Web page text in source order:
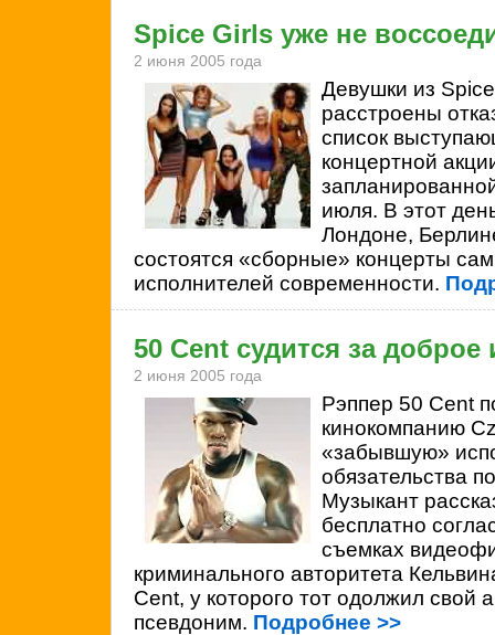
Spice Girls уже не
2 июня 2005 года
Девушки из
расстроены
список
концертной
июля. В этот
Лондоне,
состоятся «сборные» концерты
исполнителей современности.
50 Cent судится за доброе
2 июня 2005 года
Рэппер 50 Cent
кинокомпанию
«забывшую»
обязательства
Музыкант
бесплатно
съемках
криминального авторитета
Cent, у которого тот одолжил свой
псевдоним. Подробнее >>